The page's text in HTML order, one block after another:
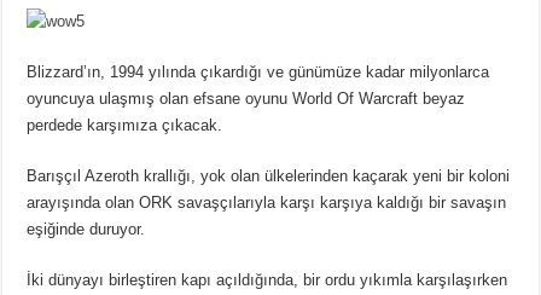
Blizzard’ın, 1994 yılında çıkardığı ve günümüze kadar milyonlarca
oyuncuya ulaşmış olan efsane oyunu World Of Warcraft beyaz
perdede karşımıza çıkacak.
Barışçıl Azeroth krallığı, yok olan ülkelerinden kaçarak yeni bir koloni
arayışında olan ORK savaşçılarıyla karşı karşıya kaldığı bir savaşın
eşiğinde duruyor.
İki dünyayı birleştiren kapı açıldığında, bir ordu yıkımla karşılaşırken